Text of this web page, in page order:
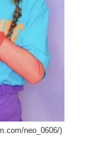
neo_0606/)